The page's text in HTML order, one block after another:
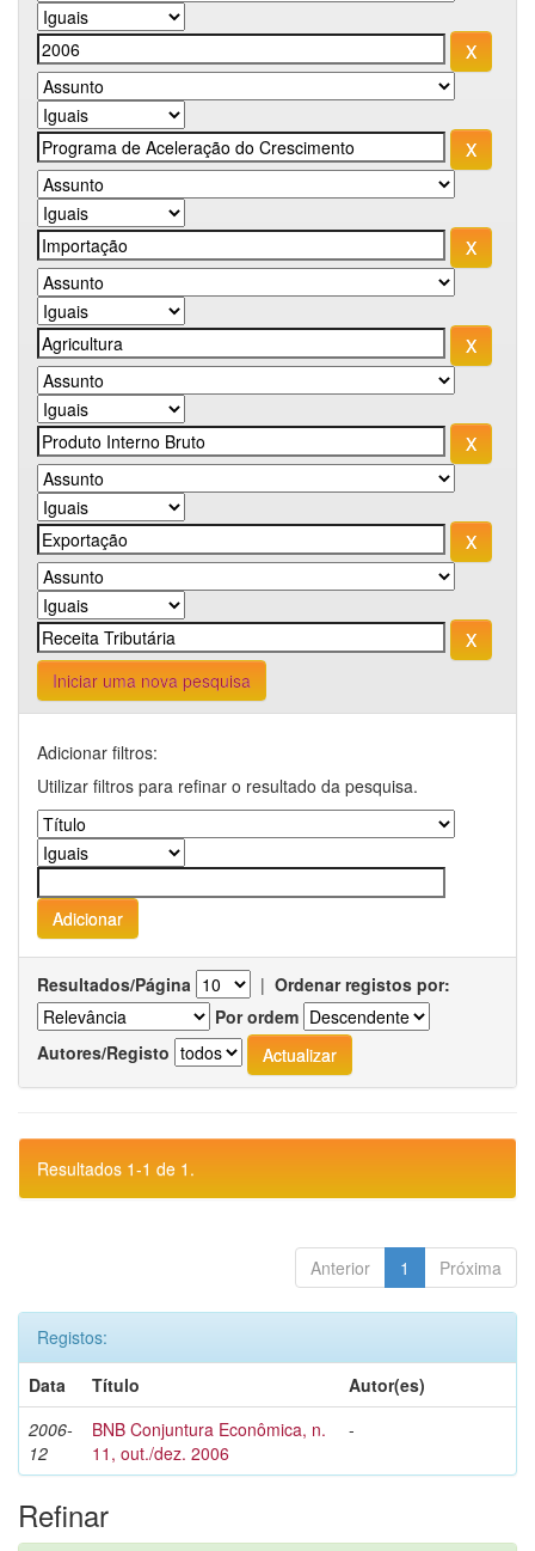
Iniciar uma nova pesquisa
Adicionar filtros:
Utilizar filtros para refinar o resultado da pesquisa.
Resultados/Página | Ordenar registos por:
Por ordem
Autores/Registo
Resultados 1-1 de 1.
Anterior 1 Próxima
Registos:
Data
Título
Autor(es)
2006-
12
BNB Conjuntura Econômica, n.
11, out./dez. 2006
-
Refinar